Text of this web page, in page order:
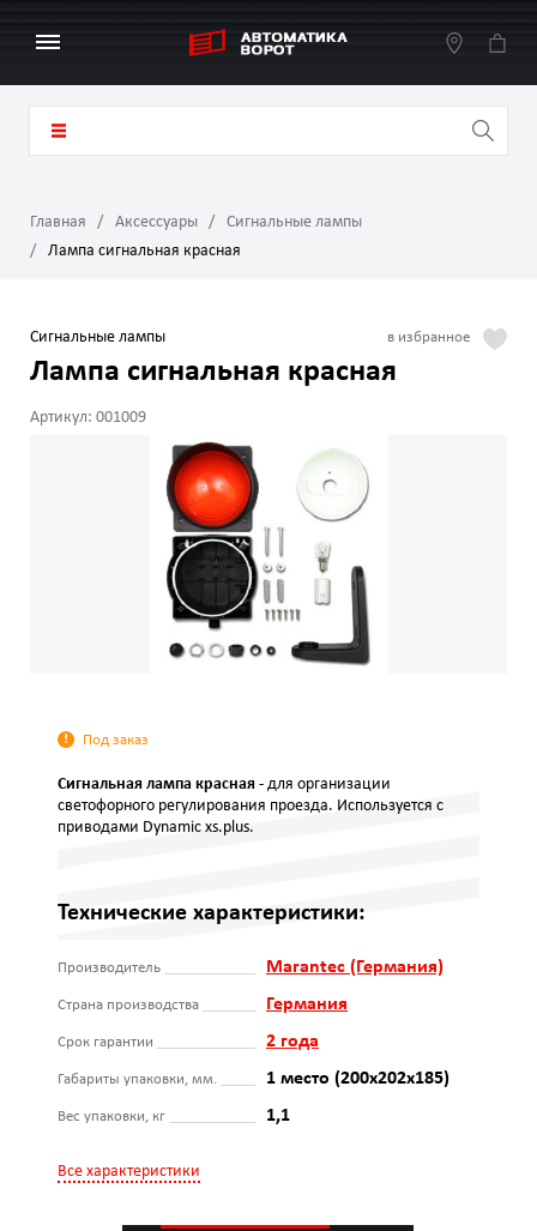
Главная Аксессуары
Сигнальные лампы
Лампа сигнальная красная
Сигнальные лампы
Лампа сигнальная красная
Артикул: 001009
Под заказ
Сигнальная лампа красная - для организации
светофорного регулирования проезда. Используется с
приводами Dynamic xs.plus.
Технические характеристики:
Производитель Marantec (Германия)
Страна производства Германия
Срок гарантии 2 года
Габариты упаковки, мм. 1 место (200х202х185)
Вес упаковки, кг 1,1
Все характеристики